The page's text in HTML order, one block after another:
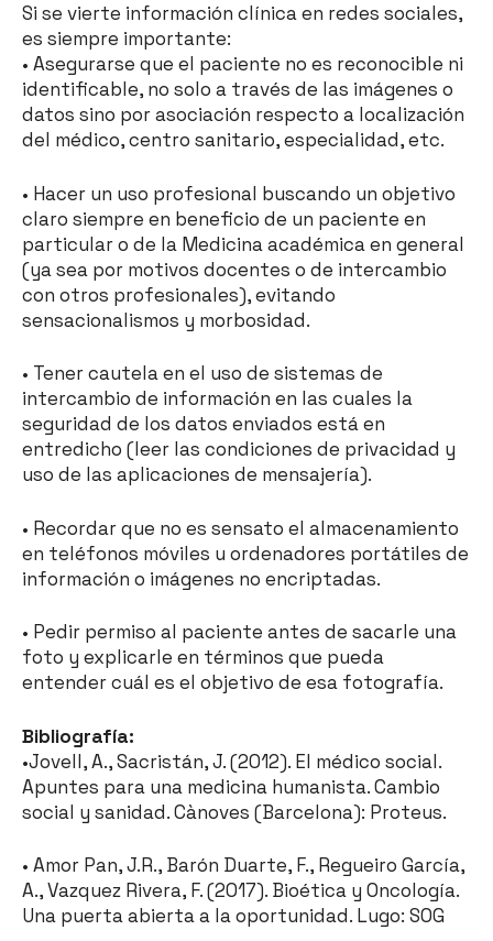
Si se vierte información clínica en redes sociales,
es siempre importante:
• Asegurarse que el paciente no es reconocible ni
identificable, no solo a través de las imágenes o
datos sino por asociación respecto a localización
del médico, centro sanitario, especialidad, etc.
• Hacer un uso profesional buscando un objetivo
claro siempre en beneficio de un paciente en
particular o de la Medicina académica en general
(ya sea por motivos docentes o de intercambio
con otros profesionales), evitando
sensacionalismos y morbosidad.
• Tener cautela en el uso de sistemas de
intercambio de información en las cuales la
seguridad de los datos enviados está en
entredicho (leer las condiciones de privacidad y
uso de las aplicaciones de mensajería).
• Recordar que no es sensato el almacenamiento
en teléfonos móviles u ordenadores portátiles de
información o imágenes no encriptadas.
• Pedir permiso al paciente antes de sacarle una
foto y explicarle en términos que pueda
entender cuál es el objetivo de esa fotografía.
Bibliografía:
•Jovell, A., Sacristán, J. (2012). El médico social.
Apuntes para una medicina humanista. Cambio
social y sanidad. Cànoves (Barcelona): Proteus.
• Amor Pan, J.R., Barón Duarte, F., Regueiro García,
A., Vazquez Rivera, F. (2017). Bioética y Oncología.
Una puerta abierta a la oportunidad. Lugo: SOG